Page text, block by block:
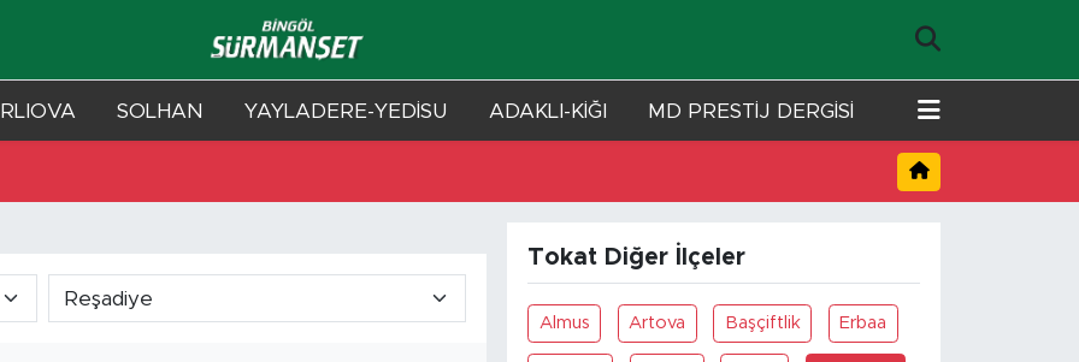
SOLHAN YAYLADERE-YEDİSU ADAKLI-KİĞI MD PRESTİJ DERGİSİ
Tokat Diğer İlçeler
Almus Artova Başçiftlik Erbaa